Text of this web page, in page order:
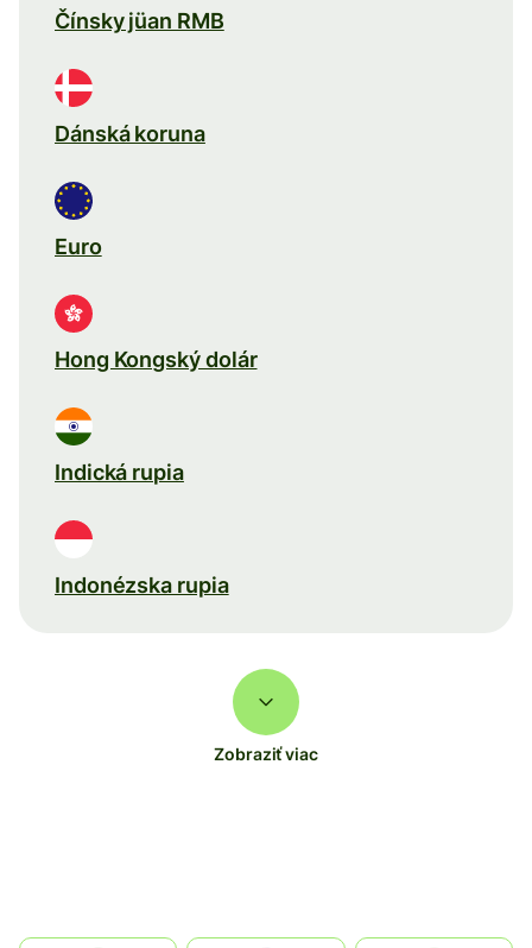
Čínsky jüan RMB
Dánská koruna
Euro
Hong Kongský dolár
Indická rupia
Indonézska rupia
Zobraziť viac